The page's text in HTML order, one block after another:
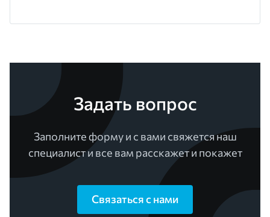
Задать вопрос
Заполните форму и с вами свяжется наш
специалист и все вам расскажет и покажет
Связаться с нами